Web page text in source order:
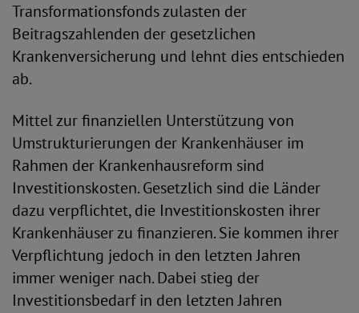
Transformationsfonds zulasten der
Beitragszahlenden der gesetzlichen
Krankenversicherung und lehnt dies entschieden
ab.
Mittel zur finanziellen Unterstützung von
Umstrukturierungen der Krankenhäuser im
Rahmen der Krankenhausreform sind
Investitionskosten. Gesetzlich sind die Länder
dazu verpflichtet, die Investitionskosten ihrer
Krankenhäuser zu finanzieren. Sie kommen ihrer
Verpflichtung jedoch in den letzten Jahren
immer weniger nach. Dabei stieg der
Investitionsbedarf in den letzten Jahren